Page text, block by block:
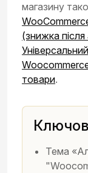
магазину
(знижка після
товари.
Тема